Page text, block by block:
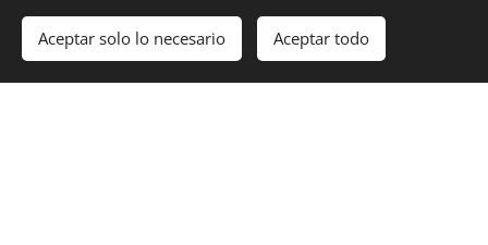
HOY EUGENIO
Aceptar solo lo necesario Aceptar todo